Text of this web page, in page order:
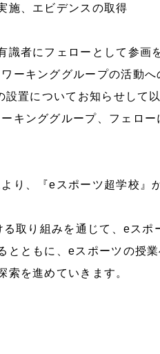
施、エビデンスの取得
識者にフェローとして参画
ーキンググループの活動へ
置についてお知らせして
キンググループ、フェロー
り、『eスポーツ超学校』
取り組みを通じて、eスポ
とともに、eスポーツの授
を進めていきます。